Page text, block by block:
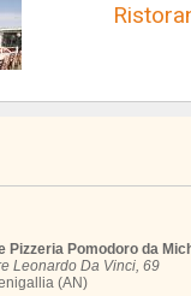
Pizzeria Pomodoro da
Leonardo Da Vinci, 69
(AN)